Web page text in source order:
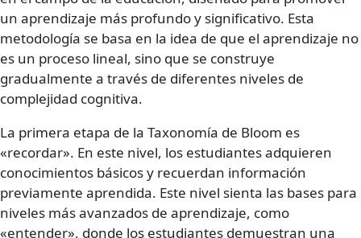
un aprendizaje más profundo y significativo. Esta
metodología se basa en la idea de que el aprendizaje no
es un proceso lineal, sino que se construye
gradualmente a través de diferentes niveles de
complejidad cognitiva.
La primera etapa de la Taxonomía de Bloom es
«recordar». En este nivel, los estudiantes adquieren
conocimientos básicos y recuerdan información
previamente aprendida. Este nivel sienta las bases para
niveles más avanzados de aprendizaje, como
«entender», donde los estudiantes demuestran una